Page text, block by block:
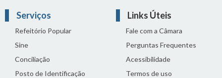
Serviços
Refeitório Popular
Sine
Conciliação
Posto de Identificação
Links Úteis
Fale com a Câmara
Perguntas Frequentes
Acessibilidade
Termos de uso